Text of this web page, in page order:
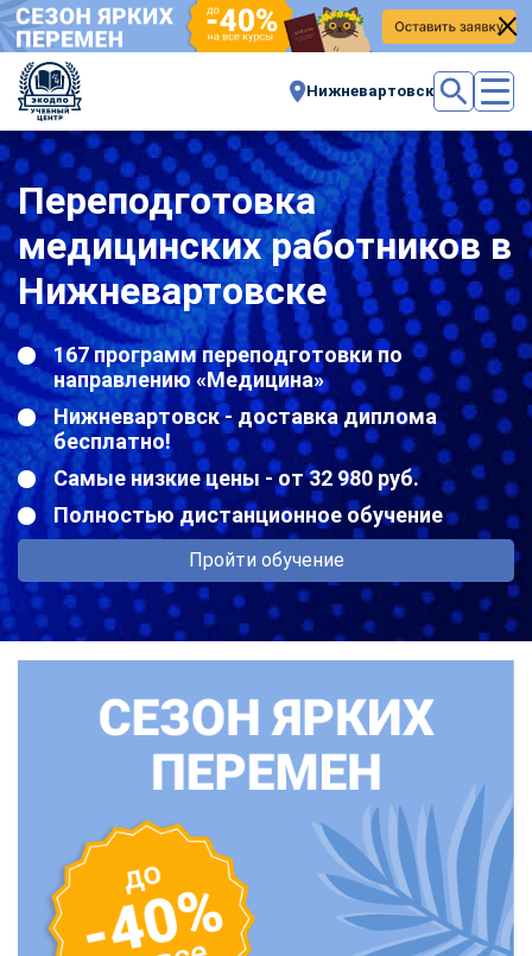
Нижневартовск
Переподготовка
медицинских работников в
Нижневартовске
167 программ переподготовки по
направлению «Медицина»
Нижневартовск - доставка диплома
бесплатно!
Самые низкие цены - от 32 980 руб.
Полностью дистанционное обучение
Пройти обучение